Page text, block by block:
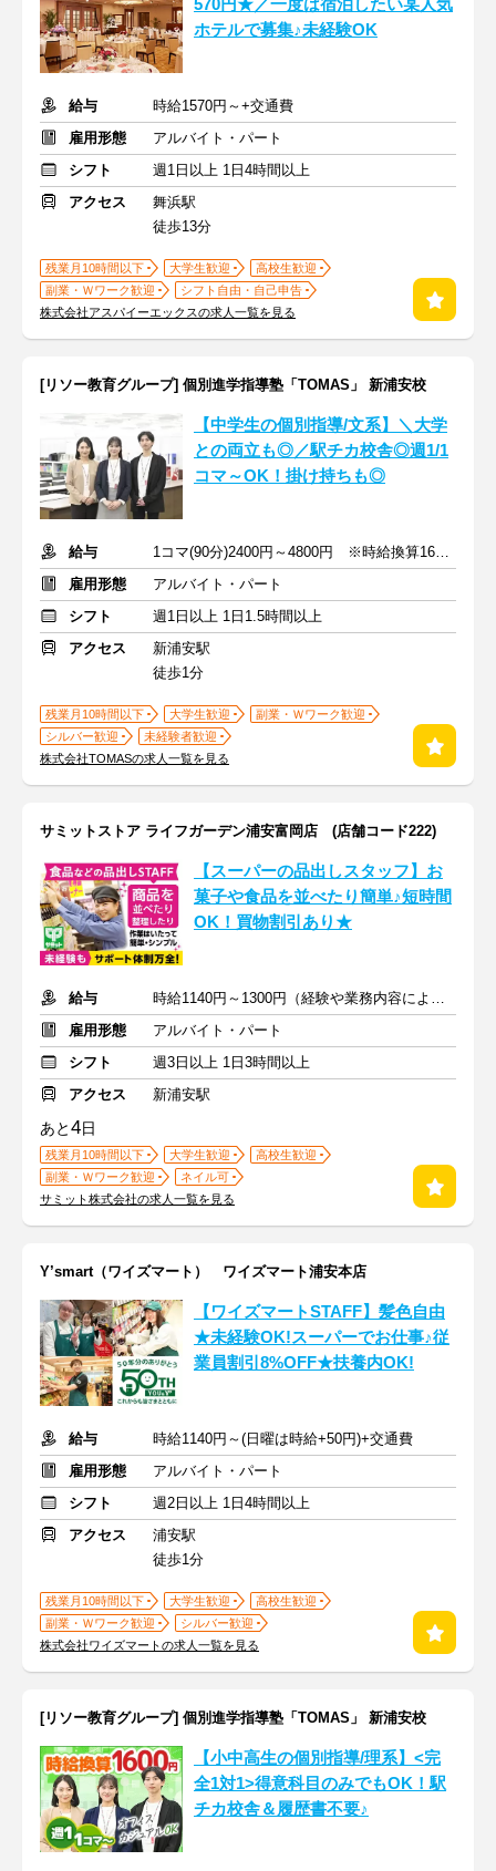
570円★／一度は宿泊したい某人気
ホテルで募集♪未経験OK
給与
時給1570円～+交通費
雇用形態
アルバイト・パート
シフト
週1日以上 1日4時間以上
アクセス
舞浜駅
徒歩13分
残業月10時間以下 大学生歓迎
高校生歓迎
副業・Ｗワーク歓迎
シフト自由・自己申告
株式会社アスパイーエックスの求人一覧を見る
[リソー教育グループ] 個別進学指導塾「TOMAS」 新浦安校
【中学生の個別指導/文系】＼大学
との両立も◎／駅チカ校舎◎週1/1
コマ～OK！掛け持ちも◎
給与
1コマ(90分)2400円～4800円 ※時給換算1600円～3200円
雇用形態
アルバイト・パート
シフト
週1日以上 1日1.5時間以上
アクセス
新浦安駅
徒歩1分
残業月10時間以下 大学生歓迎
副業・Ｗワーク歓迎
シルバー歓迎
未経験者歓迎
株式会社TOMASの求人一覧を見る
サミットストア ライフガーデン浦安富岡店 (店舗コード222)
【スーパーの品出しスタッフ】お
菓子や食品を並べたり簡単♪短時間
OK！買物割引あり★
給与
時給1140円～1300円（経験や業務内容による）+交通費全額
雇用形態
アルバイト・パート
シフト
週3日以上 1日3時間以上
アクセス
新浦安駅
あと4日
残業月10時間以下 大学生歓迎
高校生歓迎
副業・Ｗワーク歓迎
ネイル可
サミット株式会社の求人一覧を見る
Y’smart（ワイズマート） ワイズマート浦安本店
【ワイズマートSTAFF】髪色自由
★未経験OK!スーパーでお仕事♪従
業員割引8%OFF★扶養内OK!
給与
時給1140円～(日曜は時給+50円)+交通費
雇用形態
アルバイト・パート
シフト
週2日以上 1日4時間以上
アクセス
浦安駅
徒歩1分
残業月10時間以下 大学生歓迎
高校生歓迎
副業・Ｗワーク歓迎
シルバー歓迎
株式会社ワイズマートの求人一覧を見る
[リソー教育グループ] 個別進学指導塾「TOMAS」 新浦安校
【小中高生の個別指導/理系】<完
全1対1>得意科目のみでもOK！駅
チカ校舎＆履歴書不要♪